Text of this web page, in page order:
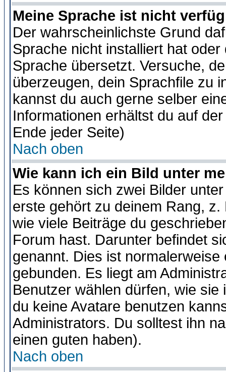
Meine Sprache ist nicht
Der wahrscheinlichste Grund
Sprache nicht installiert hat
Sprache übersetzt. Versuche,
überzeugen, dein Sprachfile zu
kannst du auch gerne selber
Informationen erhältst du auf
Ende jeder Seite)
Nach oben
Wie kann ich ein Bild unter
Es können sich zwei Bilder
erste gehört zu deinem Rang,
wie viele Beiträge du
Forum hast. Darunter befindet
genannt. Dies ist
gebunden. Es liegt am
Benutzer wählen dürfen, wie
du keine Avatare benutzen
Administrators. Du solltest ihn
einen guten haben).
Nach oben